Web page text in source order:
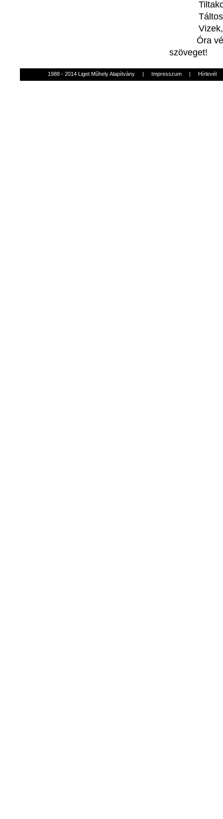
Táltos
Vizek
Óra
szöveget!
1988 - 2014 Liget Műhely Alapítvány | Impresszum | Hírlevél